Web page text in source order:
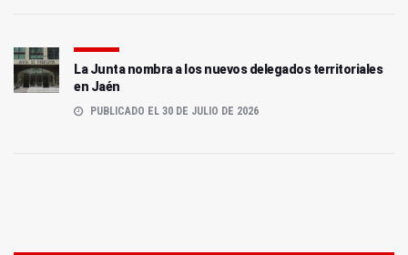
La Junta nombra a los nuevos delegados territoriales
en Jaén
PUBLICADO EL 30 DE JULIO DE 2026